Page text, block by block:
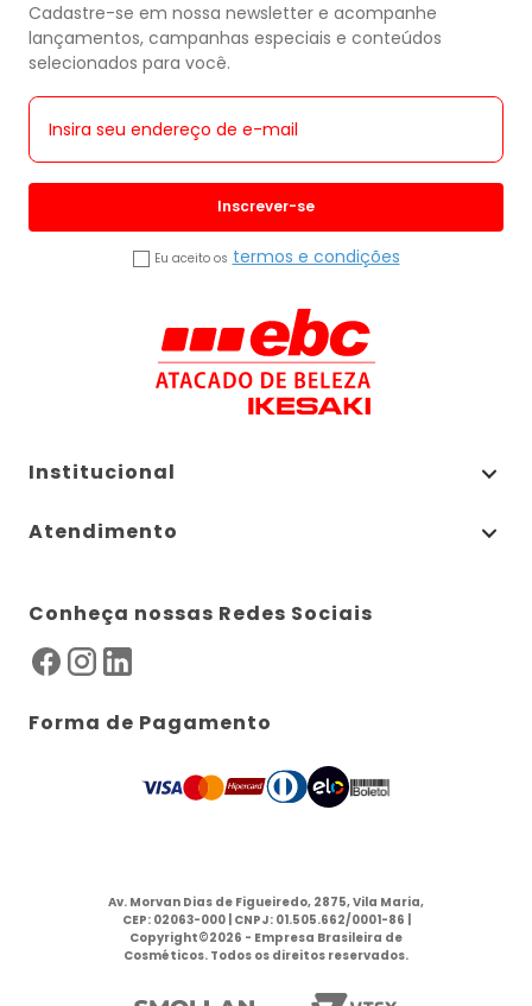
Cadastre-se em nossa newsletter e acompanhe
lançamentos, campanhas especiais e conteúdos
selecionados para você.
Inscrever-se
Eu aceito os termos e condições
Institucional
Atendimento
Conheça nossas Redes Sociais
Forma de Pagamento
Av. Morvan Dias de Figueiredo, 2875, Vila Maria,
CEP: 02063-000 | CNPJ: 01.505.662/0001-86 |
Copyright©2026 - Empresa Brasileira de
Cosméticos. Todos os direitos reservados.